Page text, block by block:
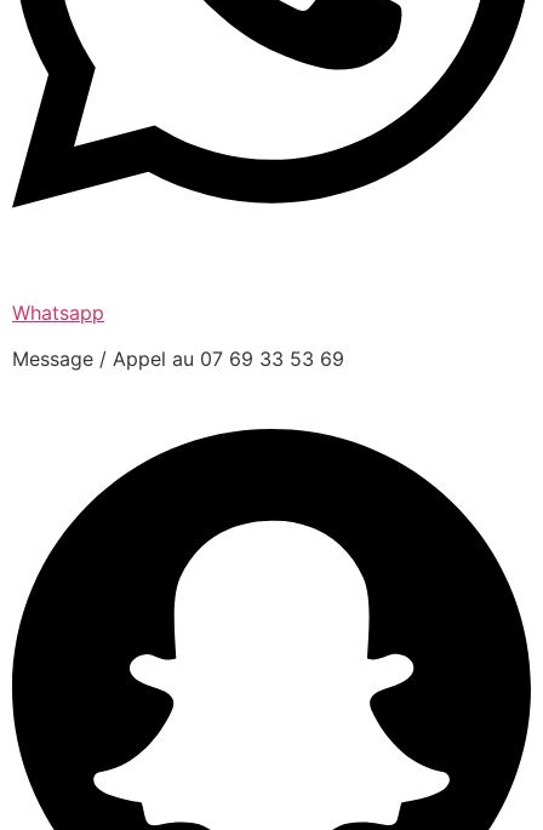
Whatsapp
Message / Appel au 07 69 33 53 69